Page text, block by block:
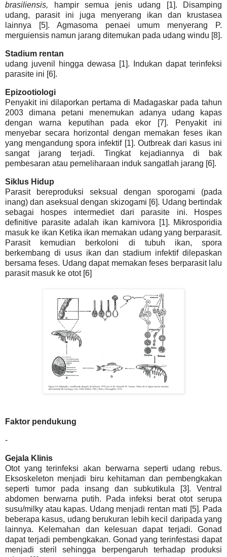
brasiliensis,
hampir semua jenis udang [1]. Disamping
udang, parasit ini juga menyerang ikan dan krustasea
lainnya [5]. Agmasoma penaei umum menyerang P.
merguiensis namun jarang ditemukan pada udang windu [8].
Stadium rentan
udang juvenil hingga dewasa [1]. Indukan dapat terinfeksi
parasite ini [6].
Epizootiologi
Penyakit ini dilaporkan pertama di Madagaskar pada tahun
2003 dimana petani menemukan adanya udang kapas
dengan warna keputihan pada ekor [7]. Penyakit ini
menyebar secara horizontal dengan memakan feses ikan
yang mengandung spora infektif [1]. Outbreak dari kasus ini
sangat jarang terjadi. Tingkat kejadiannya di bak
pembesaran atau pemeliharaan induk sangatlah jarang [6].
Siklus Hidup
Parasit bereproduksi seksual dengan sporogami (pada
inang) dan aseksual dengan skizogami [6]. Udang bertindak
sebagai hospes intermediet dari parasite ini. Hospes
definitive parasite adalah ikan karnivora [1]. Mikrosporidia
masuk ke ikan Ketika ikan memakan udang yang berparasit.
Parasit kemudian berkoloni di tubuh ikan, spora
berkembang di usus ikan dan stadium infektif dilepaskan
bersama feses. Udang dapat memakan feses berparasit lalu
parasit masuk ke otot [6]
Faktor pendukung
-
Gejala Klinis
Otot yang terinfeksi akan berwarna seperti udang rebus.
Eksoskeleton menjadi biru kehitaman dan pembengkakan
seperti tumor pada insang dan subkutikula [3]. Ventral
abdomen berwarna putih. Pada infeksi berat otot serupa
susu/milky atau kapas. Udang menjadi rentan mati [5]. Pada
beberapa kasus, udang berukuran lebih kecil daripada yang
lainnya. Kelemahan dan kelesuan dapat terjadi. Gonad
dapat terjadi pembengkakan. Gonad yang terinfestasi dapat
menjadi steril sehingga berpengaruh terhadap produksi